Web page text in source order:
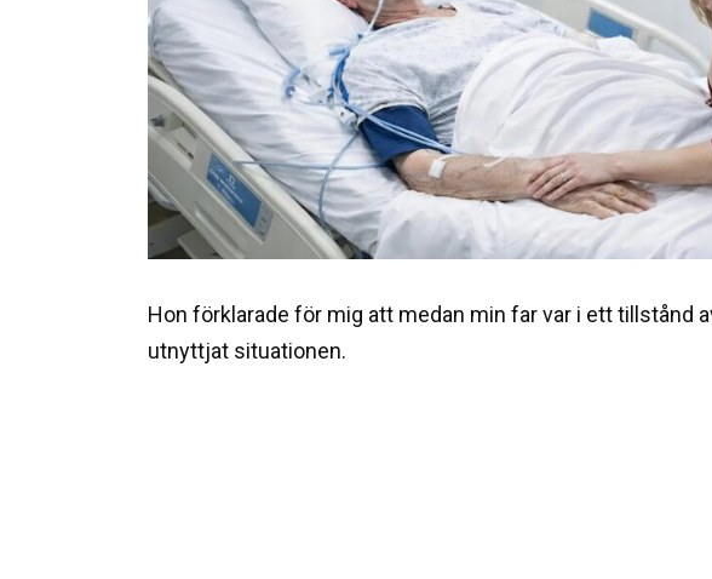
Hon förklarade för mig att medan min far var i ett tillstånd
utnyttjat situationen.